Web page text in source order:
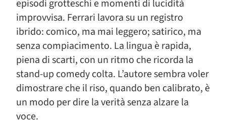
episodi grotteschi e momenti di lucidità
improvvisa. Ferrari lavora su un registro
ibrido: comico, ma mai leggero; satirico, ma
senza compiacimento. La lingua è rapida,
piena di scarti, con un ritmo che ricorda la
stand-up comedy colta. L’autore sembra voler
dimostrare che il riso, quando ben calibrato, è
un modo per dire la verità senza alzare la
voce.